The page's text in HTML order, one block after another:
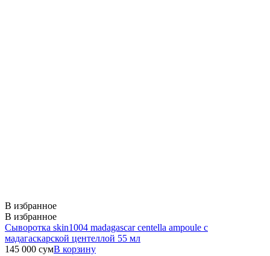
В избранное
В избранное
Сыворотка skin1004 madagascar centella ampoule с
мадагаскарской центеллой 55 мл
145 000 сумВ корзину